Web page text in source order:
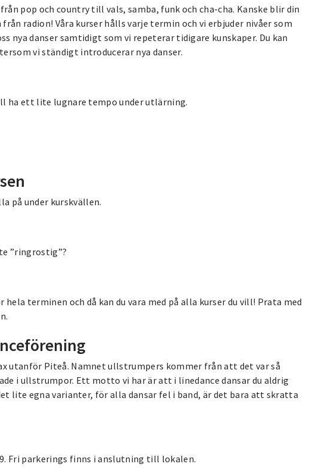
pop och country till vals, samba, funk och cha-cha. Kanske blir din
radion! Våra kurser hålls varje termin och vi erbjuder nivåer som
nya danser samtidigt som vi repeterar tidigare kunskaper. Du kan
vi ständigt introducerar nya danser.
ha ett lite lugnare tempo under utlärning.
på under kurskvällen.
”ringrostig”?
terminen och då kan du vara med på alla kurser du vill! Prata med
utanför Piteå. Namnet ullstrumpers kommer från att det var så
i ullstrumpor. Ett motto vi har är att i linedance dansar du aldrig
lite egna varianter, för alla dansar fel i band, är det bara att skratta
Fri parkerings finns i anslutning till lokalen.